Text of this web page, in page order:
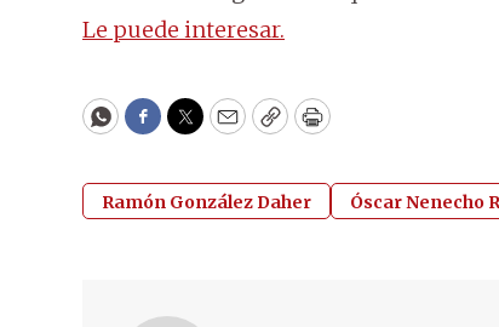
Le puede interesar.
WhatsApp
Facebook
Twitter
EmailCopyPrint
Ramón González Daher Óscar Nenecho